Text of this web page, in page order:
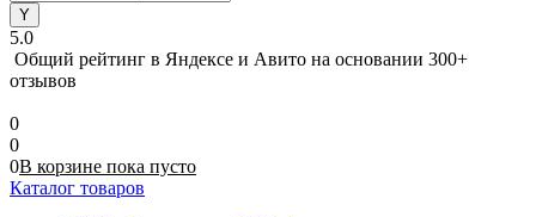
5.0
Общий рейтинг в Яндексе и Авито на основании 300+
отзывов
0
0
0В корзине пока пусто
Каталог товаров